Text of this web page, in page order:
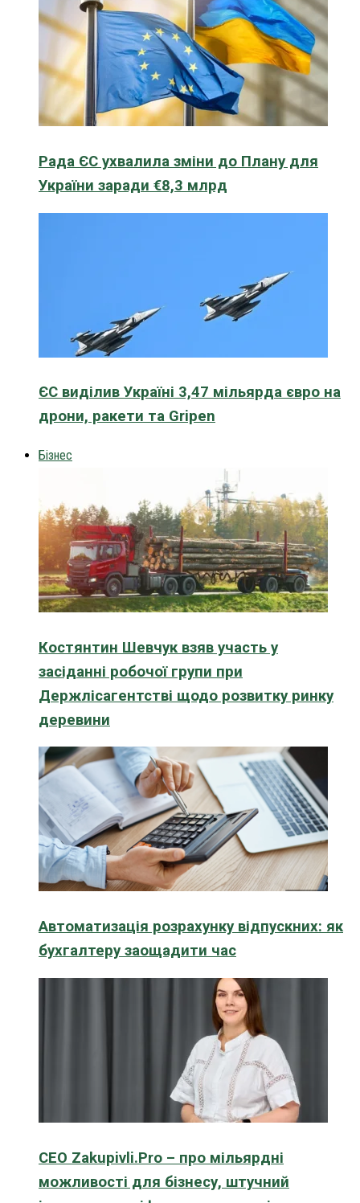
Рада ЄС ухвалила зміни до Плану для
України заради €8,3 млрд
ЄС виділив Україні 3,47 мільярда євро на
дрони, ракети та Gripen
Бізнес
Костянтин Шевчук взяв участь у
засіданні робочої групи при
Держлісагентстві щодо розвитку ринку
деревини
Автоматизація розрахунку відпускних: як
бухгалтеру заощадити час
CEO Zakupivli.Pro – про мільярдні
можливості для бізнесу, штучний